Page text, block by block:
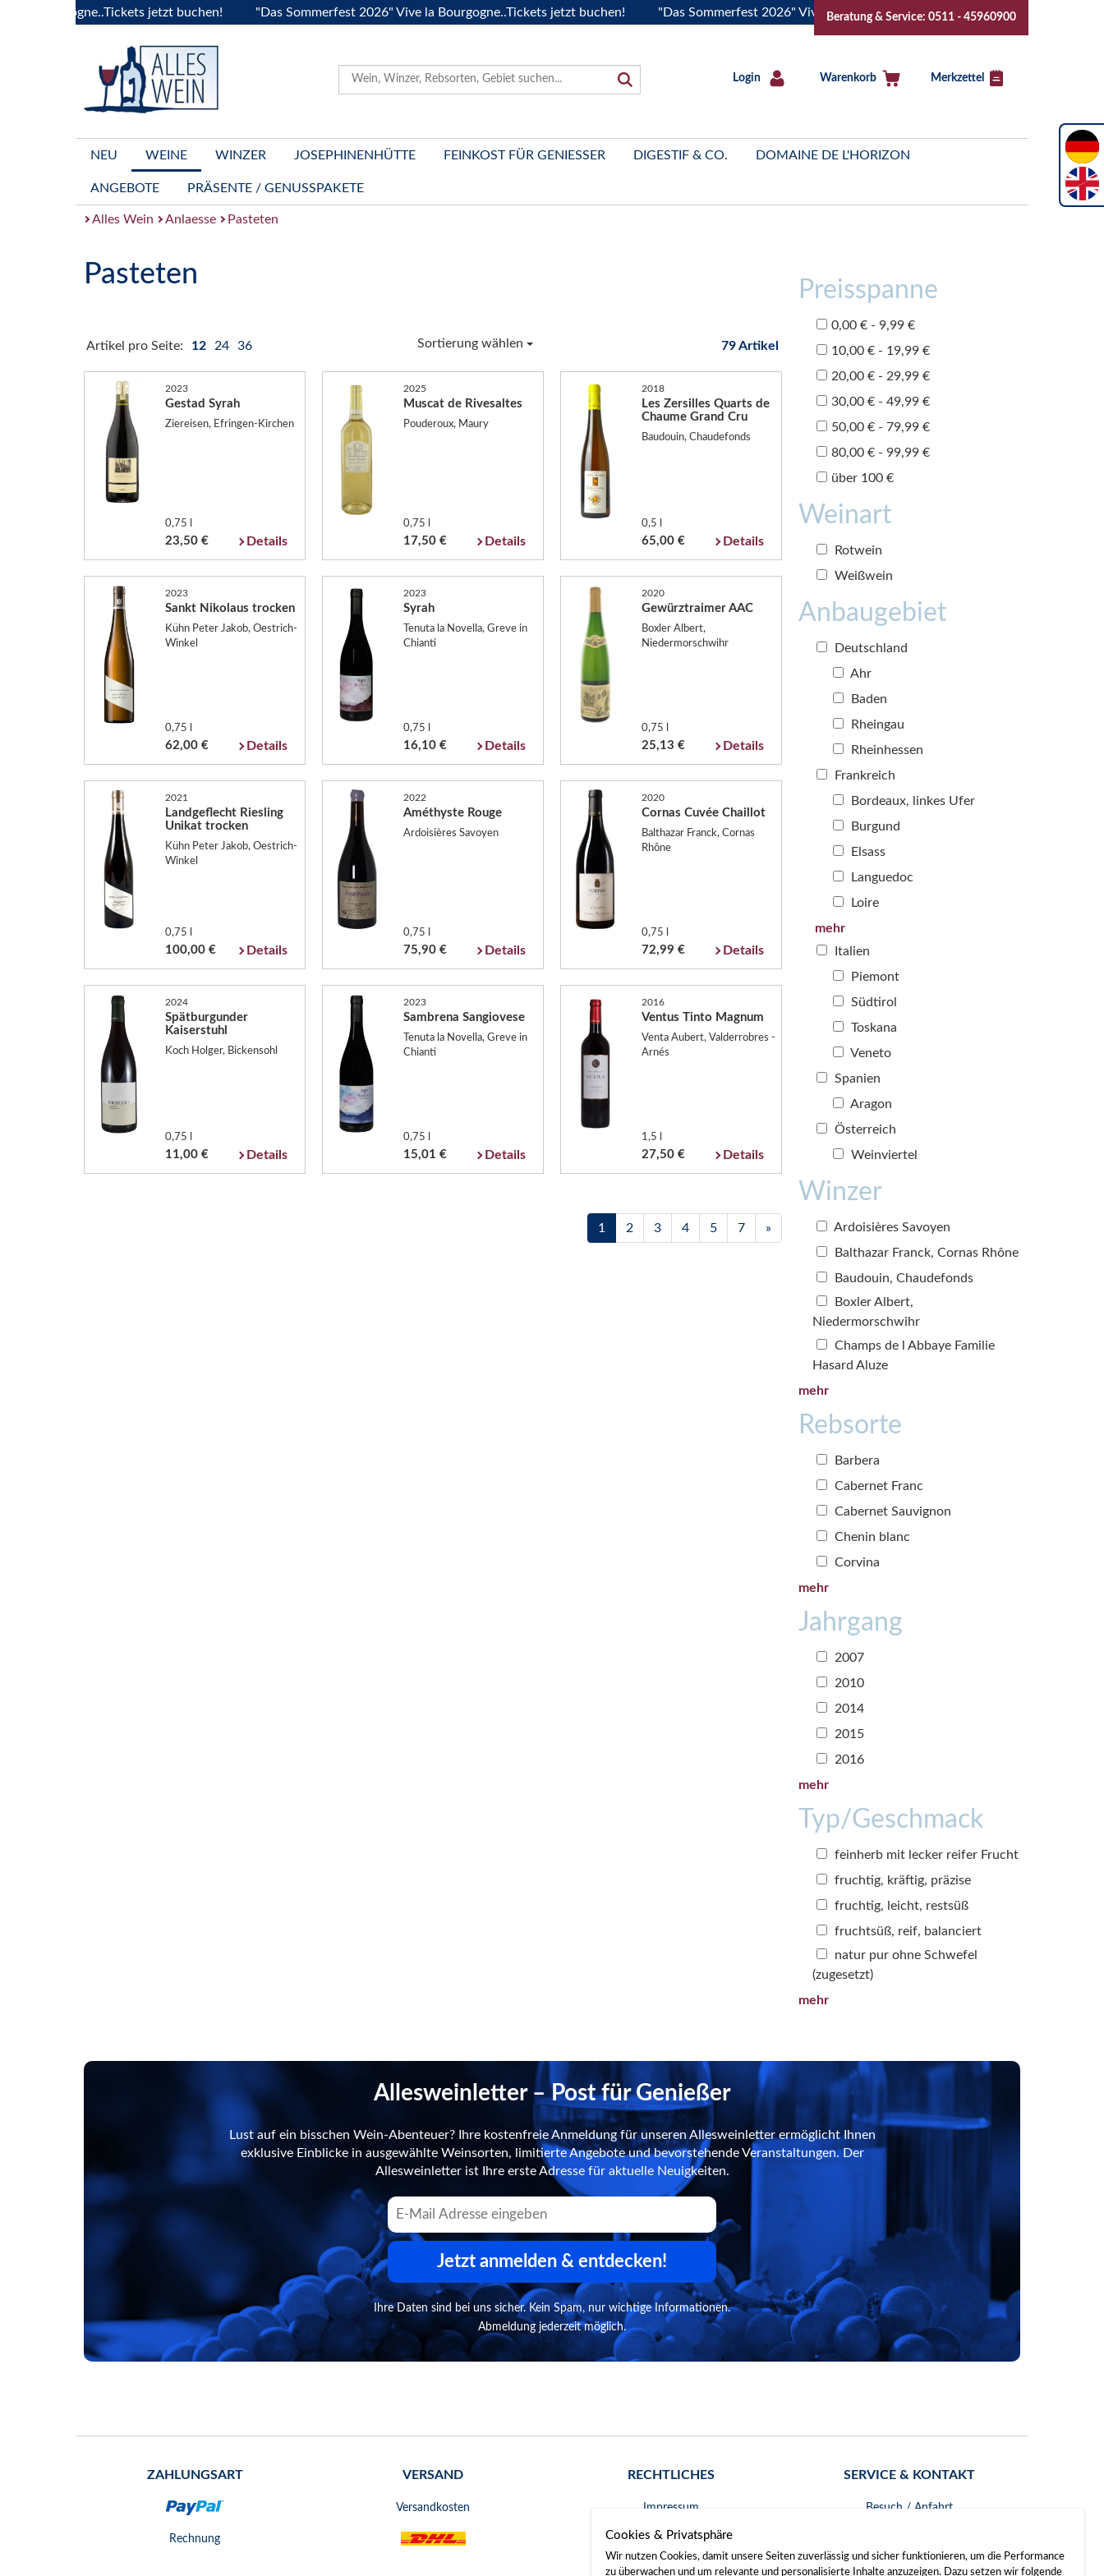
jetzt buchen! "Das Sommerfest 2026" Vive la Bourgogne..Tickets jetzt buchen! "Das Sommerfest 2026" Vive la Bourgogne..Tickets jetzt buchen!
Beratung & Service: 0511 - 45960900
Login Warenkorb Merkzettel
NEU WEINE WINZER JOSEPHINENHÜTTE FEINKOST FÜR GENIESSER DIGESTIF & CO. DOMAINE DE L'HORIZON
ANGEBOTE PRÄSENTE / GENUSSPAKETE
Alles Wein Anlaesse Pasteten
Pasteten
Artikel pro Seite: 12 24 36 Sortierung wählen 79 Artikel
2023
Gestad Syrah
Ziereisen, Efringen-Kirchen
0,75 l
23,50 € Details
2025
Muscat de Rivesaltes
Pouderoux, Maury
0,75 l
17,50 € Details
2018
Les Zersilles Quarts de
Chaume Grand Cru
Baudouin, Chaudefonds
0,5 l
65,00 € Details
2023
Sankt Nikolaus trocken
Kühn Peter Jakob, Oestrich-
Winkel
0,75 l
62,00 € Details
2023
Syrah
Tenuta la Novella, Greve in
Chianti
0,75 l
16,10 € Details
2020
Gewürztraimer AAC
Boxler Albert,
Niedermorschwihr
0,75 l
25,13 € Details
2021
Landgeflecht Riesling
Unikat trocken
Kühn Peter Jakob, Oestrich-
Winkel
0,75 l
100,00 € Details
2022
Améthyste Rouge
Ardoisières Savoyen
0,75 l
75,90 € Details
2020
Cornas Cuvée Chaillot
Balthazar Franck, Cornas
Rhône
0,75 l
72,99 € Details
2024
Spätburgunder
Kaiserstuhl
Koch Holger, Bickensohl
0,75 l
11,00 € Details
2023
Sambrena Sangiovese
Tenuta la Novella, Greve in
Chianti
0,75 l
15,01 € Details
2016
Ventus Tinto Magnum
Venta Aubert, Valderrobres -
Arnés
1,5 l
27,50 € Details
1 2 3 4 5 7 »
Preisspanne
0,00 € - 9,99 €
10,00 € - 19,99 €
20,00 € - 29,99 €
30,00 € - 49,99 €
50,00 € - 79,99 €
80,00 € - 99,99 €
über 100 €
Weinart
Rotwein
Weißwein
Anbaugebiet
Deutschland
Ahr
Baden
Rheingau
Rheinhessen
Frankreich
Bordeaux, linkes Ufer
Burgund
Elsass
Languedoc
Loire
mehr
Italien
Piemont
Südtirol
Toskana
Veneto
Spanien
Aragon
Österreich
Weinviertel
Winzer
Ardoisières Savoyen
Balthazar Franck, Cornas Rhône
Baudouin, Chaudefonds
Boxler Albert,
Niedermorschwihr
Champs de l Abbaye Familie
Hasard Aluze
mehr
Rebsorte
Barbera
Cabernet Franc
Cabernet Sauvignon
Chenin blanc
Corvina
mehr
Jahrgang
2007
2010
2014
2015
2016
mehr
Typ/Geschmack
feinherb mit lecker reifer Frucht
fruchtig, kräftig, präzise
fruchtig, leicht, restsüß
fruchtsüß, reif, balanciert
natur pur ohne Schwefel
(zugesetzt)
mehr
Allesweinletter – Post für Genießer
Lust auf ein bisschen Wein-Abenteuer? Ihre kostenfreie Anmeldung für unseren Allesweinletter ermöglicht Ihnen
exklusive Einblicke in ausgewählte Weinsorten, limitierte Angebote und bevorstehende Veranstaltungen. Der
Allesweinletter ist Ihre erste Adresse für aktuelle Neuigkeiten.
Jetzt anmelden & entdecken!
Ihre Daten sind bei uns sicher. Kein Spam, nur wichtige Informationen.
Abmeldung jederzeit möglich.
ZAHLUNGSART
Rechnung
VERSAND
Versandkosten
RECHTLICHES
Impressum
AGB
Widerrufsrecht
SERVICE & KONTAKT
Besuch / Anfahrt
Cookies & Privatsphäre
Wir nutzen Cookies, damit unsere Seiten zuverlässig und sicher funktionieren, um die Performance
zu überwachen und um relevante und personalisierte Inhalte anzuzeigen. Dazu setzen wir folgende